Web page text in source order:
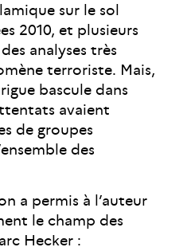
sur le sol
2010, et plusieurs
analyses très
terroriste. Mais,
bascule dans
avaient
de groupes
des
a permis à l’auteur
le champ des
Hecker :